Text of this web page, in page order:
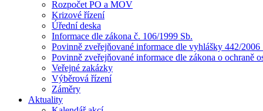
Rozpočet PO a MOV
Krizové řízení
Úřední deska
Informace dle zákona č. 106/1999 Sb.
Povinně zveřejňované informace dle vyhlášky 442/2006
Povinně zveřejňované informace dle zákona o ochraně
Veřejné zakázky
Výběrová řízení
Záměry
Aktuality